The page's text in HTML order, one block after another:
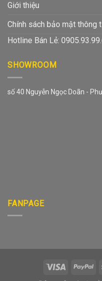
Giới thiệu
Chính sách bảo mật thông
Hotline Bán Lẻ:
SHOWROOM
số 40 Nguyễn Ngọc Doãn -
FANPAGE